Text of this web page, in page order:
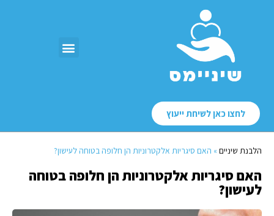
לחצו כאן לשיחת ייעוץ
הלבנת שיניים » האם סיגריות אלקטרוניות הן חלופה בטוחה לעישון?
האם סיגריות אלקטרוניות הן חלופה בטוחה
לעישון?